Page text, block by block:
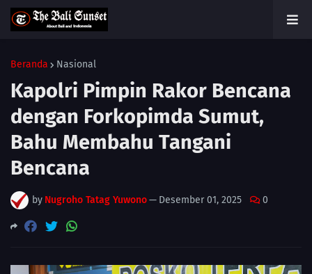
Beranda Nasional
Kapolri Pimpin Rakor Bencana
dengan Forkopimda Sumut,
Bahu Membahu Tangani
Bencana
by Nugroho Tatag Yuwono— Desember 01, 2025 0